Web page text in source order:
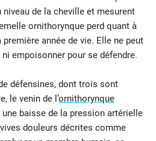
de la cheville et mesurent
ornithorynque perd quant à
année de vie. Elle ne peut
empoisonner pour se défendre.
défensines, dont trois sont
le venin de l’ornithorynque
baisse de la pression artérielle
douleurs décrites comme